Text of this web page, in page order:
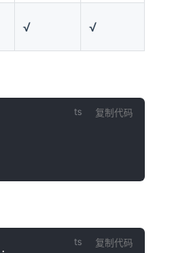
√ √
复制代码
复制代码